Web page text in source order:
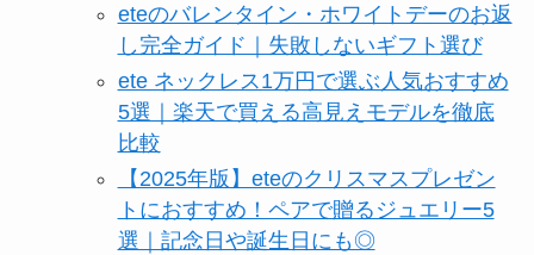
eteのバレンタイン・ホワイトデーのお返
し完全ガイド｜失敗しないギフト選び
ete ネックレス1万円で選ぶ人気おすすめ
5選｜楽天で買える高見えモデルを徹底
比較
【2025年版】eteのクリスマスプレゼン
トにおすすめ！ペアで贈るジュエリー5
選｜記念日や誕生日にも◎